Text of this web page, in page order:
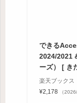
できる
2024/2021
ーズ） [ き
楽天ブックス
¥2,178
（